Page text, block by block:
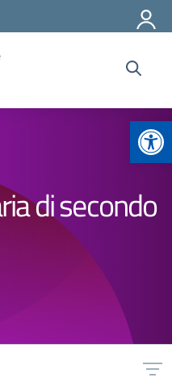
di secondo